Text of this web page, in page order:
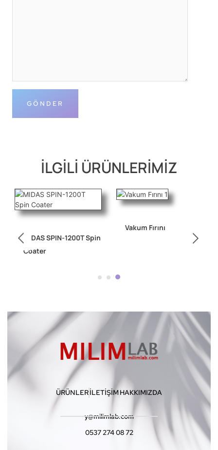
İLGİLİ ÜRÜNLERİMİZ
MIDAS SPIN-1200T Spin
Coater
Vakum Fırını
ÜRÜNLERİLETİŞİM HAKKIMIZDA
y@milimlab.com
0537 274 08 72